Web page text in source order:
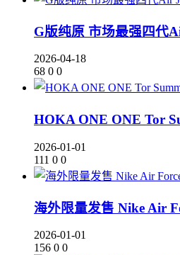
G版纯原 市场最强四代
2026-04-18
68 0 0
HOKA ONE ONE Tor
2026-01-01
111 0 0
海外限量发售 Nike Air
2026-01-01
156 0 0